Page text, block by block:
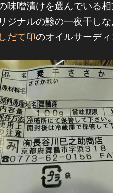
味噌漬けを選んでいる相
ジナルの鯵の一夜干し
だて印のオイルサーディ